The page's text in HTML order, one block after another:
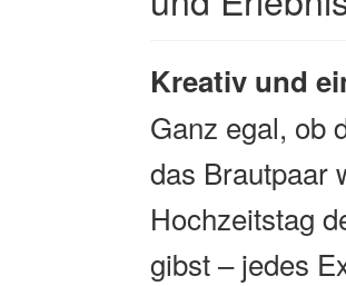
Kreativ und
Ganz egal, ob
das Brautpaar
Hochzeitstag
gibst – jedes